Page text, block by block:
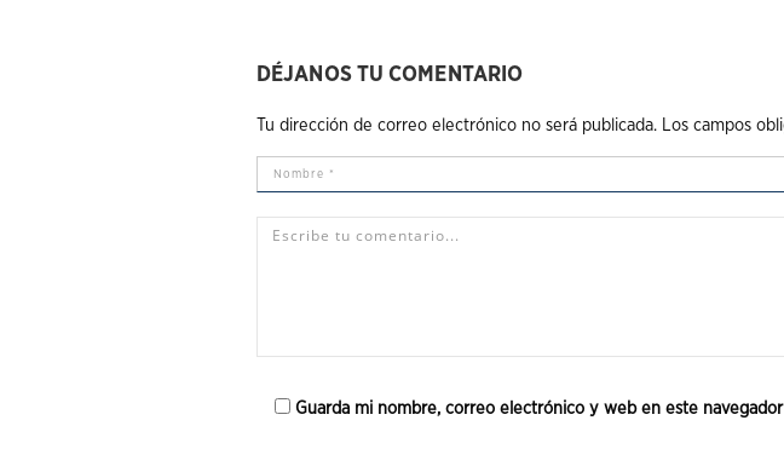
DÉJANOS TU COMENTARIO
Tu dirección de correo electrónico no será publicada. Los campos
Guarda mi nombre, correo electrónico y web en este